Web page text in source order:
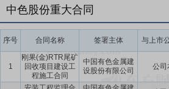
中色股份重大合同
序号 合同名称 签署主体 与上市
1
刚果(金)RTR尾矿
回收项目建设工
程施工合同
中国有色金属建
设股份有限公司
公司